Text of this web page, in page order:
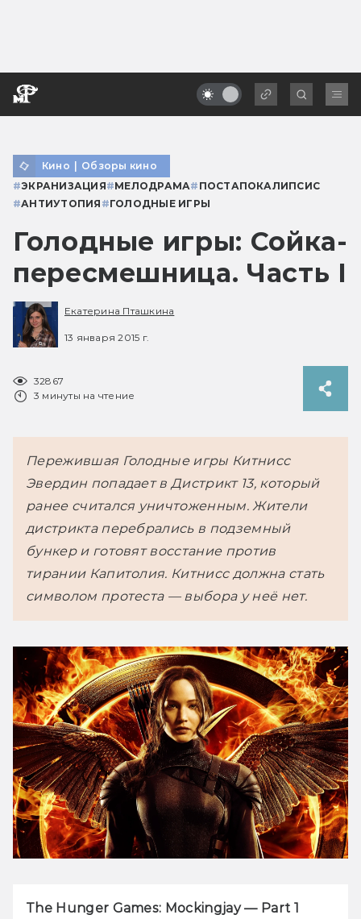
Кино | Обзоры кино
#ЭКРАНИЗАЦИЯ#МЕЛОДРАМА# ПОСТАПОКАЛИПСИС
#АНТИУТОПИЯ #ГОЛОДНЫЕ ИГРЫ
Голодные игры: Сойка-
пересмешница. Часть I
Екатерина Пташкина
13 января 2015 г.
32867
3 минуты на чтение
Пережившая Голодные игры Китнисс
Эвердин попадает в Дистрикт 13, который
ранее считался уничтоженным. Жители
дистрикта перебрались в подземный
бункер и готовят восстание против
тирании Капитолия. Китнисс должна стать
символом протеста — выбора у неё нет.
The Hunger Games: Mockingjay — Part 1